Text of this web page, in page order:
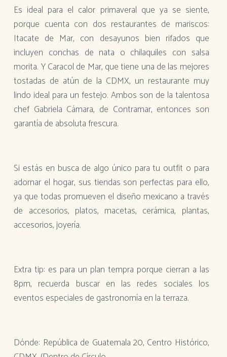
Es ideal para el calor primaveral que ya se siente,
porque cuenta con dos restaurantes de mariscos:
Itacate de Mar, con desayunos bien rifados que
incluyen conchas de nata o chilaquiles con salsa
morita. Y Caracol de Mar, que tiene una de las mejores
tostadas de atún de la CDMX, un restaurante muy
lindo ideal para un festejo. Ambos son de la talentosa
chef Gabriela Cámara, de Contramar, entonces son
garantía de absoluta frescura.
Si estás en busca de algo único para tu outfit o para
adornar el hogar, sus tiendas son perfectas para ello,
ya que todas promueven el diseño mexicano a través
de accesorios, platos, macetas, cerámica, plantas,
accesorios, joyería.
Extra tip: es para un plan tempra porque cierran a las
8pm, recuerda buscar en las redes sociales los
eventos especiales de gastronomía en la terraza.
Dónde: República de Guatemala 20, Centro Histórico,